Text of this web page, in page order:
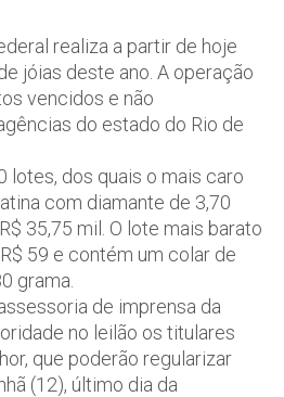
realiza a partir de hoje
jóias deste ano. A operação
vencidos e não
do estado do Rio de
lotes, dos quais o mais caro
com diamante de 3,70
35,75 mil. O lote mais barato
59 e contém um colar de
grama.
de imprensa da
no leilão os titulares
que poderão regularizar
(12), último dia da